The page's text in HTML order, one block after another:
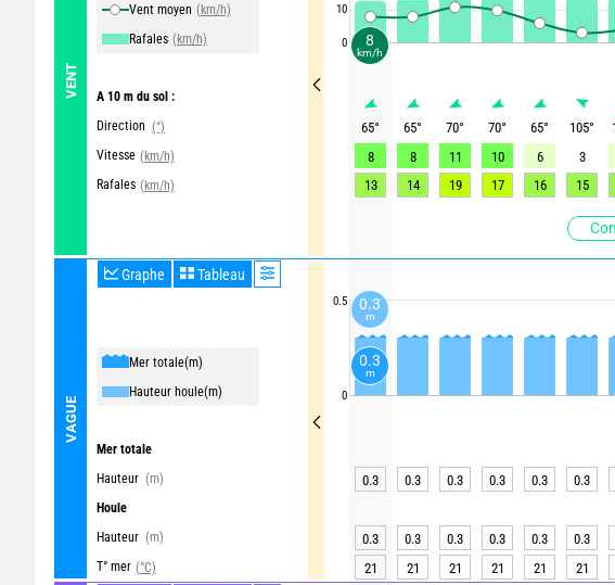
VENT
Vent moyen (km/h)
Rafales (km/h)
A 10 m du sol :
Direction (°)
Vitesse (km/h)
Rafales (km/h)
VAGUE
Graphe Tableau
Mer totale(m)
Hauteur houle(m)
Mer totale
Hauteur (m)
Houle
Hauteur (m)
T° mer (°C)
10
0
0.5
0
65° 65° 70° 70° 65° 105°
8
8 11 10 6 3
13
14 19 17 16 15
0.3 0.3 0.3 0.3 0.3 0.3
0.3 0.3 0.3 0.3 0.3 0.3
21
21 21 21 21 21
8
km/h
0.3
m
0.3
m